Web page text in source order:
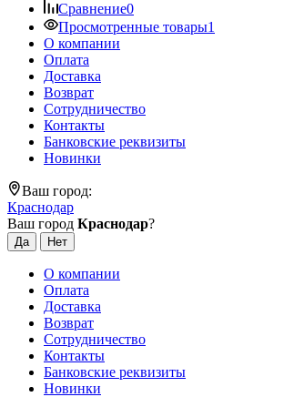
Сравнение0
Просмотренные товары1
О компании
Оплата
Доставка
Возврат
Сотрудничество
Контакты
Банковские реквизиты
Новинки
Ваш город:
Краснодар
Ваш город Краснодар?
О компании
Оплата
Доставка
Возврат
Сотрудничество
Контакты
Банковские реквизиты
Новинки